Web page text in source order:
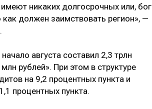
никаких долгосрочных или, бог
должен заимствовать регион», —
августа составил 2,3 трлн
рублей». При этом в структуре
на 9,2 процентных пункта и
процентных пункта.